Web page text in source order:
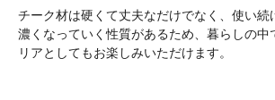
チーク材は硬くて丈夫なだけでなく、使い続
濃くなっていく性質があるため、暮らしの中
リアとしてもお楽しみいただけます。